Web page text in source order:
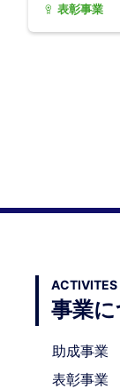
表彰事業
ACTIVITES
事業
助成事業
表彰事業